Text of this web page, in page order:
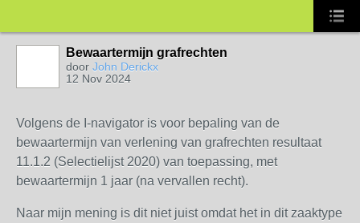
Bewaartermijn grafrechten
door John Derickx
12 Nov 2024
Volgens de I-navigator is voor bepaling van de
bewaartermijn van verlening van grafrechten resultaat
11.1.2 (Selectielijst 2020) van toepassing, met
bewaartermijn 1 jaar (na vervallen recht).
Naar mijn mening is dit niet juist omdat het in dit zaaktype